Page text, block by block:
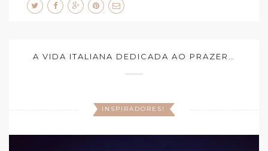
A VIDA ITALIANA DEDICADA AO PRAZER…
INSPIRADORES!